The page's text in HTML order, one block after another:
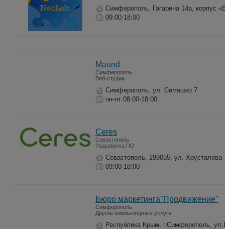
Симферополь, Гагарина 14а, корпус
09:00-18:00
Maund
Симферополь
Веб-студии
Симферополь, ул. Семашко 7
пн-пт 08:00-18:00
Ceres
Севастополь
Разработка ПО
Севастополь, 299055, ул. Хрусталева
09:00-18:00
Бюро маркетинга"Продвижение"
Симферополь
Другие компьютерные услуги
Республика Крым, г.Симферополь,